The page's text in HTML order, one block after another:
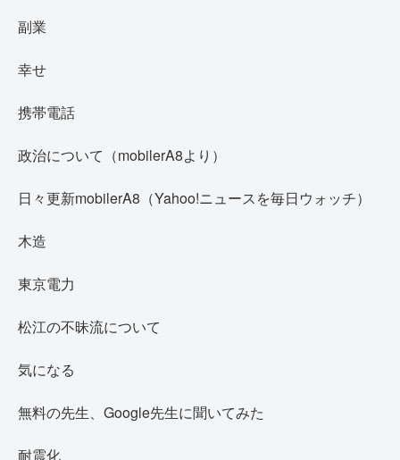
副業
幸せ
携帯電話
政治について（mobilerA8より）
日々更新mobilerA8（Yahoo!ニュースを毎日ウォッチ）
木造
東京電力
松江の不昧流について
気になる
無料の先生、Google先生に聞いてみた
耐震化